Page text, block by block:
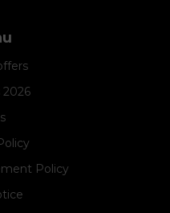
2026
Policy